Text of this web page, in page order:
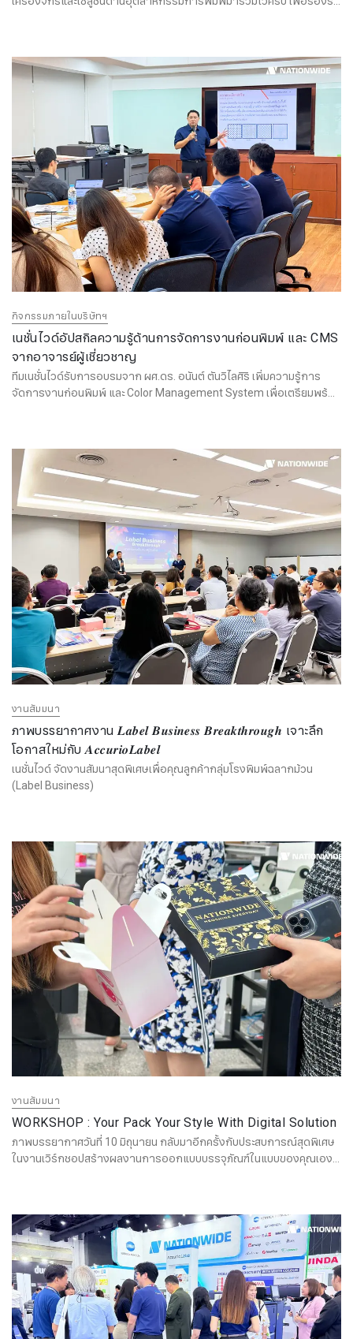
กิจกรรมภายในบริษัทฯ
เนชั่นไวด์อัปสกิลความรู้ด้านการจัดการงานก่อนพิมพ์ และ CMS
จากอาจารย์ผู้เชี่ยวชาญ
ทีมเนชั่นไวด์รับการอบรมจาก ผศ.ดร. อนันต์ ตันวิไลศิริ เพิ่มความรู้การ
จัดการงานก่อนพิมพ์ และ Color Management System เพื่อเตรียมพร้อม
งานสัมมนา
ภาพบรรยากาศงาน 𝑳𝒂𝒃𝒆𝒍 𝑩𝒖𝒔𝒊𝒏𝒆𝒔𝒔 𝑩𝒓𝒆𝒂𝒌𝒕𝒉𝒓𝒐𝒖𝒈𝒉 เจาะลึก
โอกาสใหม่กับ 𝑨𝒄𝒄𝒖𝒓𝒊𝒐𝑳𝒂𝒃𝒆𝒍
เนชั่นไวด์ จัดงานสัมนาสุดพิเศษเพื่อคุณลูกค้ากลุ่มโรงพิมพ์ฉลากม้วน
(Label Business)
งานสัมมนา
WORKSHOP : Your Pack Your Style With Digital Solution
ภาพบรรยากาศวันที่ 10 มิถุนายน กลับมาอีกครั้งกับประสบการณ์สุดพิเศษ
ในงานเวิร์กชอปสร้างผลงานการออกแบบบรรจุภัณฑ์ในแบบของคุณเอง